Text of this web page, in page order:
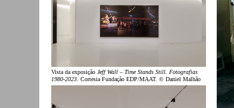
Vista da exposição Jeff Wall – Time Stands Still. Fotografias
1980-2023. Cortesia Fundação EDP/MAAT. © Daniel Malhão